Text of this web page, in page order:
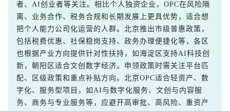
者、AI创业者等关注。相比个人独资企业，OPC在风险隔
离、业务合作、税务合规和长期发展上更具优势，适合想
把个人能力公司化运营的人群。北京推出市级普惠政策，
包括税费优惠、社保稳岗支持、政务办理便捷化等，各区
也根据产业方向提供针对性扶持，如海淀区支持AI科技创
新，朝阳区适合文创数字经济。申领政策时需关注平台匹
配、区级政策和重点补贴方向。北京OPC适合轻资产、数
字化、服务型项目，如AI与数字化服务、文创与内容服
务、商务与专业服务等，应避开高审批、高风险、重资产